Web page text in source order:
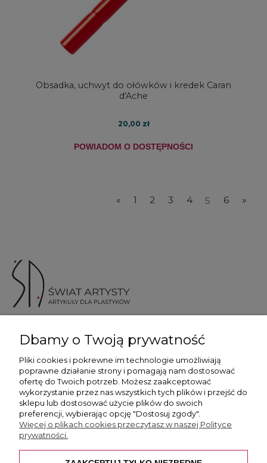
Obsadka, uchwyt do ołówków i kredek Caran
d'Ache
20,00 zł
POWIADOM O DOSTĘPNOŚCI
« 1 2 3 4 5 6 »
Więcej informacji
Płatność i dostawa
Pomoc
Dbamy o Twoją prywatność
Pliki cookies i pokrewne im technologie umożliwiają
poprawne działanie strony i pomagają nam dostosować
ofertę do Twoich potrzeb. Możesz zaakceptować
wykorzystanie przez nas wszystkich tych plików i przejść do
sklepu lub dostosować użycie plików do swoich
preferencji, wybierając opcję "Dostosuj zgody".
Więcej o plikach cookies przeczytasz w naszej Polityce
prywatności.